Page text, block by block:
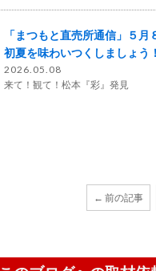
「まつもと直売所通信」５月
初夏を味わいつくしましょう
2026.05.08
来て！観て！松本『彩』発見
← 前の記事